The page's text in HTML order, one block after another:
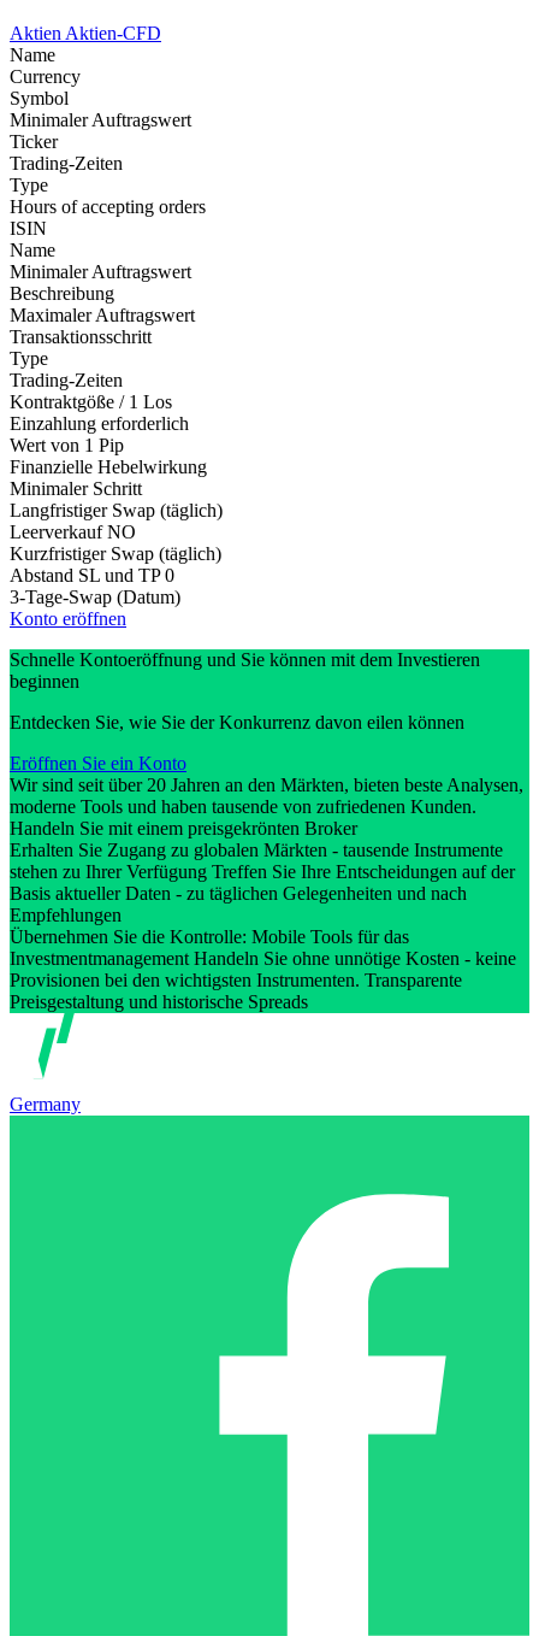
Aktien Aktien-CFD
Name
Currency
Symbol
Minimaler Auftragswert
Ticker
Trading-Zeiten
Type
Hours of accepting orders
ISIN
Name
Minimaler Auftragswert
Beschreibung
Maximaler Auftragswert
Transaktionsschritt
Type
Trading-Zeiten
Kontraktgöße / 1 Los
Einzahlung erforderlich
Wert von 1 Pip
Finanzielle Hebelwirkung
Minimaler Schritt
Langfristiger Swap (täglich)
Leerverkauf NO
Kurzfristiger Swap (täglich)
Abstand SL und TP 0
3-Tage-Swap (Datum)
Konto eröffnen
Schnelle Kontoeröffnung und Sie können mit dem Investieren
beginnen
Entdecken Sie, wie Sie der Konkurrenz davon eilen können
Eröffnen Sie ein Konto
Wir sind seit über 20 Jahren an den Märkten, bieten beste Analysen,
moderne Tools und haben tausende von zufriedenen Kunden.
Handeln Sie mit einem preisgekrönten Broker
Erhalten Sie Zugang zu globalen Märkten - tausende Instrumente
stehen zu Ihrer Verfügung Treffen Sie Ihre Entscheidungen auf der
Basis aktueller Daten - zu täglichen Gelegenheiten und nach
Empfehlungen
Übernehmen Sie die Kontrolle: Mobile Tools für das
Investmentmanagement Handeln Sie ohne unnötige Kosten - keine
Provisionen bei den wichtigsten Instrumenten. Transparente
Preisgestaltung und historische Spreads
Germany